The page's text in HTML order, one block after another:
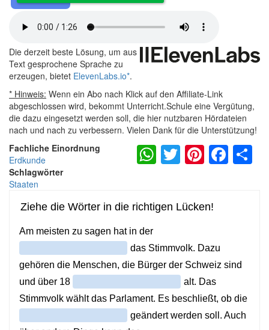
Die derzeit beste Lösung, um aus
Text gesprochene Sprache zu
erzeugen, bietet ElevenLabs.io*.
* Hinweis: Wenn ein Abo nach Klick auf den Affiliate-Link
abgeschlossen wird, bekommt Unterricht.Schule eine Vergütung,
die dazu eingesetzt werden soll, die hier nutzbaren Hördateien
nach und nach zu verbessern. Vielen Dank für die Unterstützung!
Fachliche Einordnung
Erdkunde
Schlagwörter
Staaten
WhatsApp
Twitter